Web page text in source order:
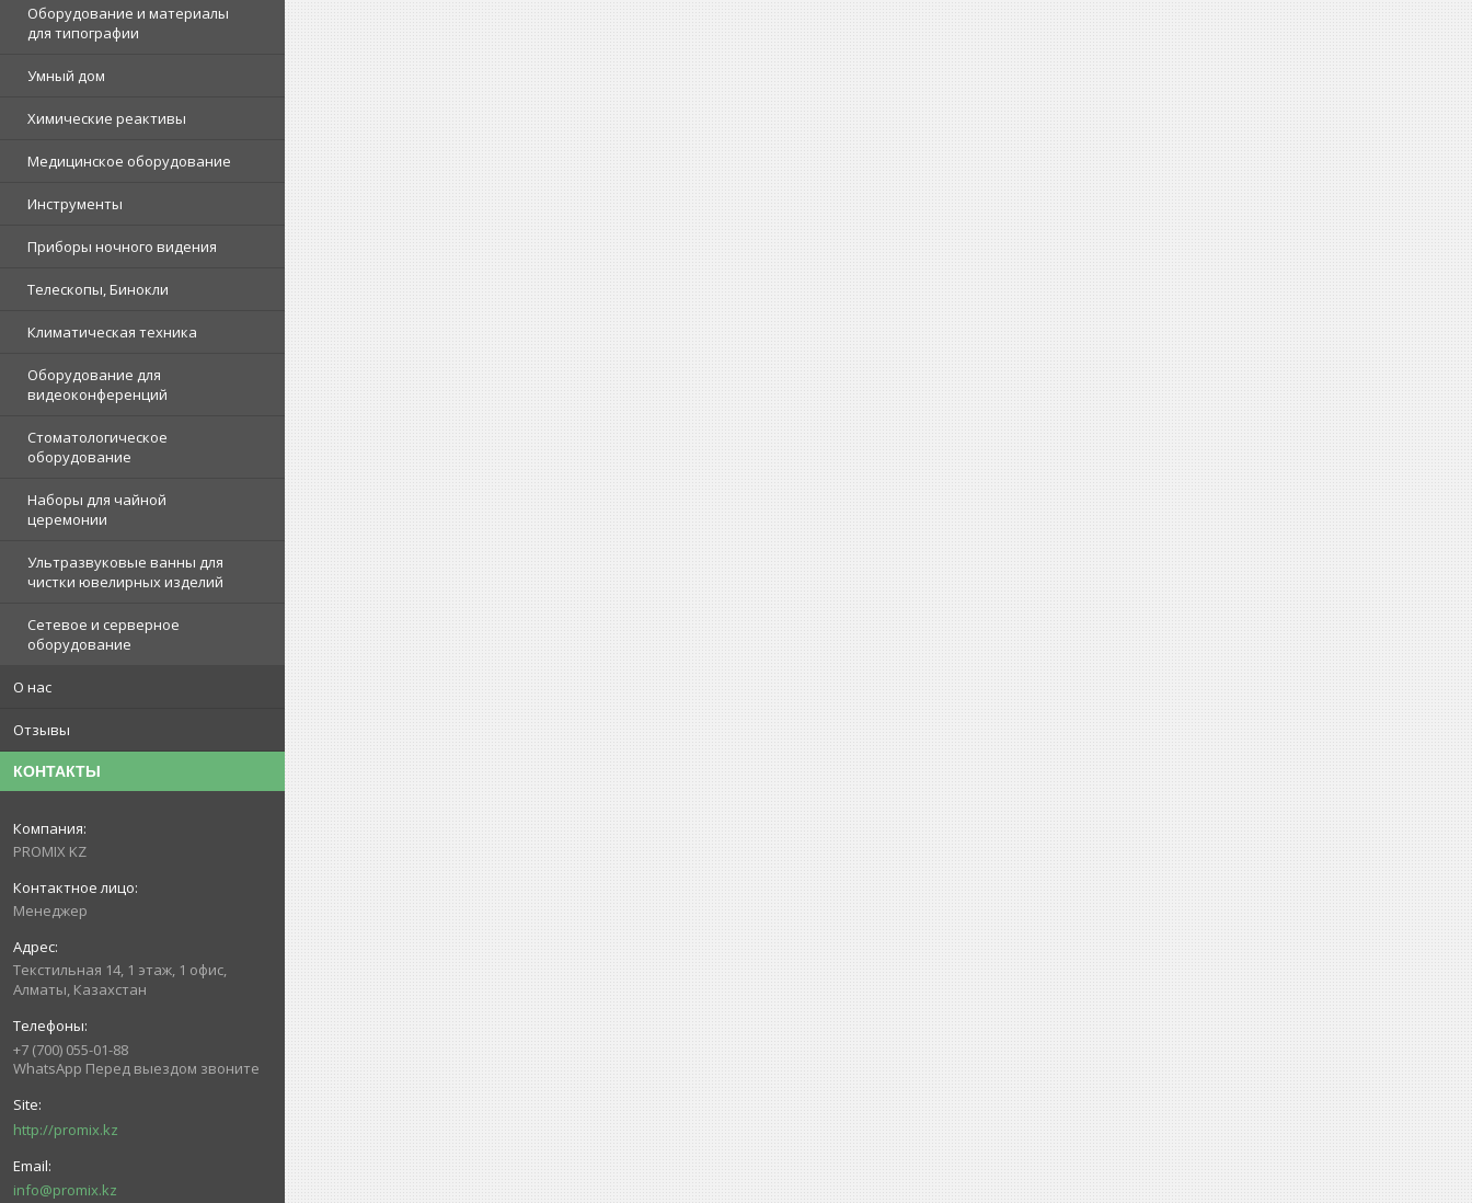
Оборудование и материалы
для типографии
Умный дом
Химические реактивы
Медицинское оборудование
Инструменты
Приборы ночного видения
Телескопы, Бинокли
Климатическая техника
Оборудование для
видеоконференций
Стоматологическое
оборудование
Наборы для чайной
церемонии
Ультразвуковые ванны для
чистки ювелирных изделий
Сетевое и серверное
оборудование
О нас
Отзывы
КОНТАКТЫ
PROMIX KZ
Менеджер
Текстильная 14, 1 этаж, 1 офис,
Алматы, Казахстан
+7 (700) 055-01-88
WhatsApp Перед выездом звоните
http://promix.kz
info@promix.kz